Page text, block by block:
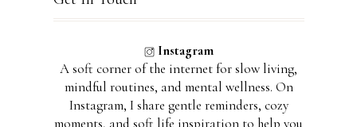
Instagram
A soft corner of the internet for slow living,
mindful routines, and mental wellness. On
Instagram, I share gentle reminders, cozy
moments, and soft life inspiration to help you